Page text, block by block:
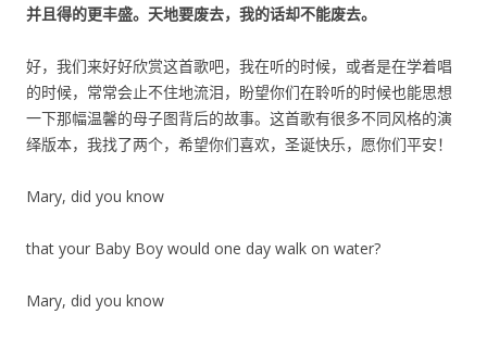
并且得的更丰盛。天地要废去，我的话却不能废去。
好，我们来好好欣赏这首歌吧，我在听的时候，或者是在学着唱
的时候，常常会止不住地流泪，盼望你们在聆听的时候也能思想
一下那幅温馨的母子图背后的故事。这首歌有很多不同风格的演
绎版本，我找了两个，希望你们喜欢，圣诞快乐，愿你们平安！
Mary, did you know
that your Baby Boy would one day walk on water?
Mary, did you know